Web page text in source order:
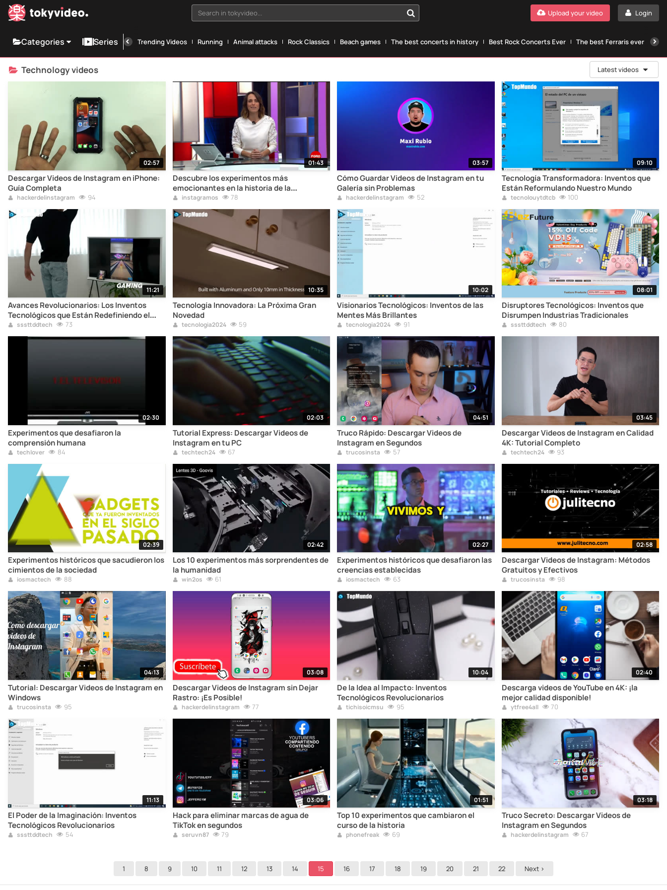
Search in tokyvideo... Login
Upload your video
Categories Series Trending Videos Running Animal attacks Rock Classics Beach games The best concerts in history Best Rock Concerts Ever The best Ferraris ever
Technology videos Latest videos
02:57
Descargar Videos de Instagram en iPhone:
Guía Completa
hackerdelinstagram 94
01:43
Descubre los experimentos más
emocionantes en la historia de la
nanotecnología
instagramos 78
03:57
Cómo Guardar Videos de Instagram en tu
Galería sin Problemas
hackerdelinstagram 52
09:10
Tecnología Transformadora: Inventos que
Están Reformulando Nuestro Mundo
tecnolouytdtcb 100
11:21
Avances Revolucionarios: Los Inventos
Tecnológicos que Están Redefiniendo el
Futuro.
sssttddtech 73
10:35
Tecnología Innovadora: La Próxima Gran
Novedad
tecnologia2024 59
10:02
Visionarios Tecnológicos: Inventos de las
Mentes Más Brillantes
tecnologia2024 91
08:01
Disruptores Tecnológicos: Inventos que
Disrumpen Industrias Tradicionales
sssttddtech 80
02:30
Experimentos que desafiaron la
comprensión humana
techlover 84
02:03
Tutorial Express: Descargar Videos de
Instagram en tu PC
techtech24 67
04:51
Truco Rápido: Descargar Videos de
Instagram en Segundos
trucosinsta 57
03:45
Descargar Videos de Instagram en Calidad
4K: Tutorial Completo
techtech24 93
02:39
Experimentos históricos que sacudieron los
cimientos de la sociedad
iosmactech 88
02:42
Los 10 experimentos más sorprendentes de
la humanidad
win2os 61
02:27
Experimentos históricos que desafiaron las
creencias establecidas
iosmactech 63
02:58
Descargar Videos de Instagram: Métodos
Gratuitos y Efectivos
trucosinsta 98
04:13
Tutorial: Descargar Videos de Instagram en
Windows
trucosinsta 95
03:08
Descargar Videos de Instagram sin Dejar
Rastro: ¡Es Posible!
hackerdelinstagram 77
10:04
De la Idea al Impacto: Inventos
Tecnológicos Revolucionarios
tichisoicmsu 95
02:40
Descarga videos de YouTube en 4K: ¡la
mejor calidad disponible!
ytfree4all 70
11:13
El Poder de la Imaginación: Inventos
Tecnológicos Revolucionarios
sssttddtech 54
03:06
Hack para eliminar marcas de agua de
TikTok en segundos
seruvn87 79
01:51
Top 10 experimentos que cambiaron el
curso de la historia
phonefreak 69
03:18
Truco Secreto: Descargar Videos de
Instagram en Segundos
hackerdelinstagram 67
1 8 9 10 11 12 13 14 15 16 17 18 19 20 21 22 Next >